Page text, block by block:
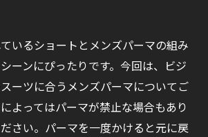
いるショートとメンズパーマの組み
ーンにぴったりです。今回は、ビジ
ーツに合うメンズパーマについてご
よってはパーマが禁止な場合もあり
さい。パーマを一度かけると元に戻